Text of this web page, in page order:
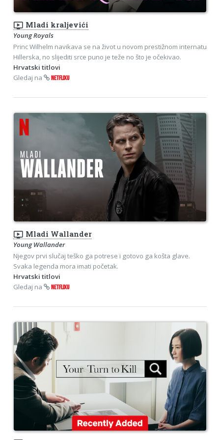
ondemand_video Mladi kraljevići
Young Royals
Princ Wilhelm navikava se na život u novom prestižnom internatu
Hillerska, no slijediti srce puno je teže no što je očekivao.
Hrvatski titlovi
Gledaj na
NETFLIXU
ondemand_video Mladi Wallander
Young Wallander
Njegov prvi slučaj teško ga potrese i gotovo ga košta glave.
Svaka legenda mora imati početak.
Hrvatski titlovi
Gledaj na
NETFLIXU